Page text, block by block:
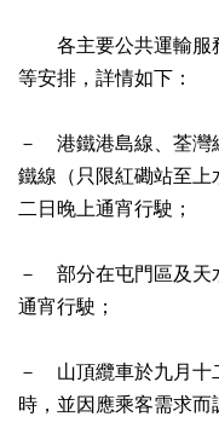
各主要公共運輸服
等安排，詳情如下：
－ 港鐵港島線、荃灣
鐵線（只限紅磡站至
二日晚上通宵行駛；
－ 部分在屯門區及天
通宵行駛；
－ 山頂纜車於九月十
時，並因應乘客需求而